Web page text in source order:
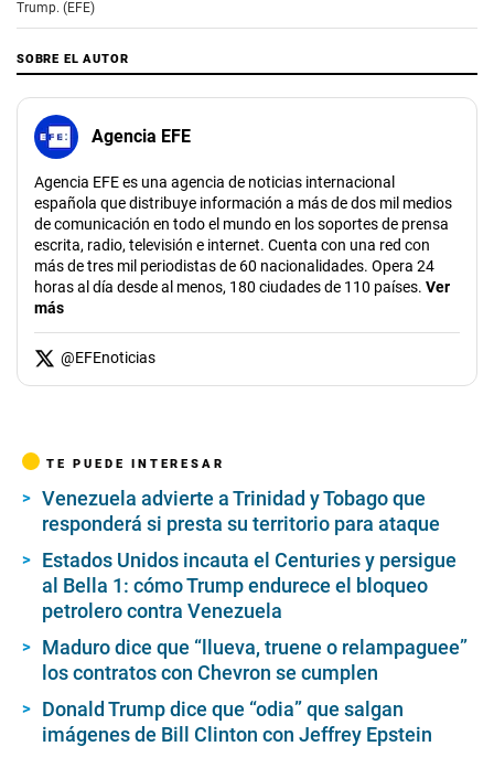
Trump. (EFE)
SOBRE EL AUTOR
Agencia EFE
Agencia EFE es una agencia de noticias internacional
española que distribuye información a más de dos mil medios
de comunicación en todo el mundo en los soportes de prensa
escrita, radio, televisión e internet. Cuenta con una red con
más de tres mil periodistas de 60 nacionalidades. Opera 24
horas al día desde al menos, 180 ciudades de 110 países. Ver
más
@EFEnoticias
TE PUEDE INTERESAR
Venezuela advierte a Trinidad y Tobago que
responderá si presta su territorio para ataque
Estados Unidos incauta el Centuries y persigue
al Bella 1: cómo Trump endurece el bloqueo
petrolero contra Venezuela
Maduro dice que “llueva, truene o relampaguee”
los contratos con Chevron se cumplen
Donald Trump dice que “odia” que salgan
imágenes de Bill Clinton con Jeffrey Epstein